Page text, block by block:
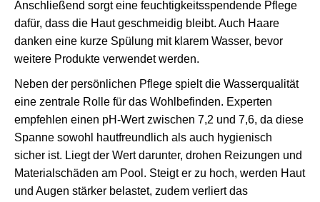
Anschließend sorgt eine feuchtigkeitsspendende Pflege
dafür, dass die Haut geschmeidig bleibt. Auch Haare
danken eine kurze Spülung mit klarem Wasser, bevor
weitere Produkte verwendet werden.
Neben der persönlichen Pflege spielt die Wasserqualität
eine zentrale Rolle für das Wohlbefinden. Experten
empfehlen einen pH-Wert zwischen 7,2 und 7,6, da diese
Spanne sowohl hautfreundlich als auch hygienisch
sicher ist. Liegt der Wert darunter, drohen Reizungen und
Materialschäden am Pool. Steigt er zu hoch, werden Haut
und Augen stärker belastet, zudem verliert das